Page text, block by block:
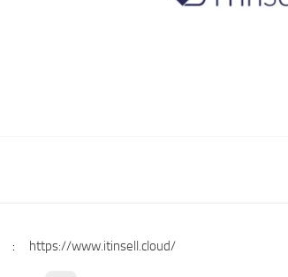
https://www.itinsell.cloud/